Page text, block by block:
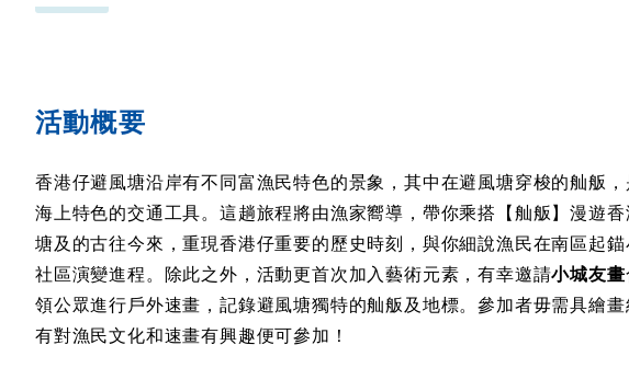
活動概要
香港仔避風塘沿岸有不同富漁民特色的景象，其中在避風塘穿梭的舢舨
海上特色的交通工具。這趟旅程將由漁家嚮導，帶你乘搭【舢舨】漫遊
塘及的古往今來，重現香港仔重要的歷史時刻，與你細說漁民在南區起錨
社區演變進程。除此之外，活動更首次加入藝術元素，有幸邀請小城友畫
領公眾進行戶外速畫，記錄避風塘獨特的舢舨及地標。參加者毋需具繪畫
有對漁民文化和速畫有興趣便可參加！